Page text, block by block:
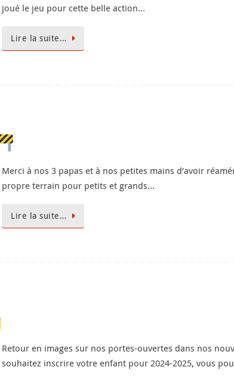
joué le jeu pour cette belle action…
Lire la suite…
Merci à nos 3 papas et à nos petites mains d’avoir
propre terrain pour petits et grands…
Lire la suite…
Retour en images sur nos portes-ouvertes dans nos
souhaitez inscrire votre enfant pour 2024-2025, vous